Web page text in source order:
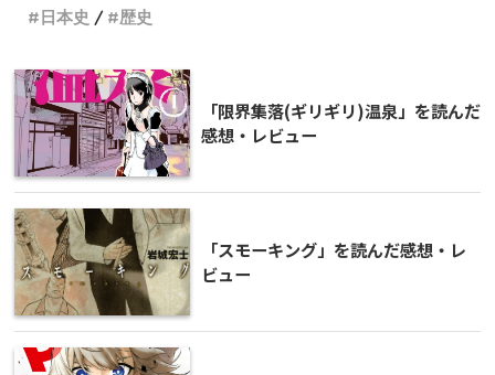
日本史
歴史
「限界集落(ギリギリ)温泉」を読んだ
感想・レビュー
「スモーキング」を読んだ感想・レ
ビュー